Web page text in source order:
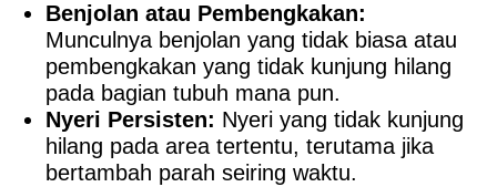
Benjolan atau Pembengkakan:
Munculnya benjolan yang tidak biasa atau
pembengkakan yang tidak kunjung hilang
pada bagian tubuh mana pun.
Nyeri Persisten: Nyeri yang tidak kunjung
hilang pada area tertentu, terutama jika
bertambah parah seiring waktu.